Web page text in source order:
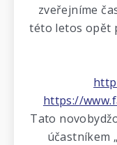
zveřejníme
této letos opět
https://
Tato
účastníkem